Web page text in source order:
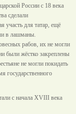
России с 18 века
сделали
участь для татар, ещё
в лашманы.
рабов, их не могли
были жёстко закреплены
не могли покидать
государственного
с начала XVIII века